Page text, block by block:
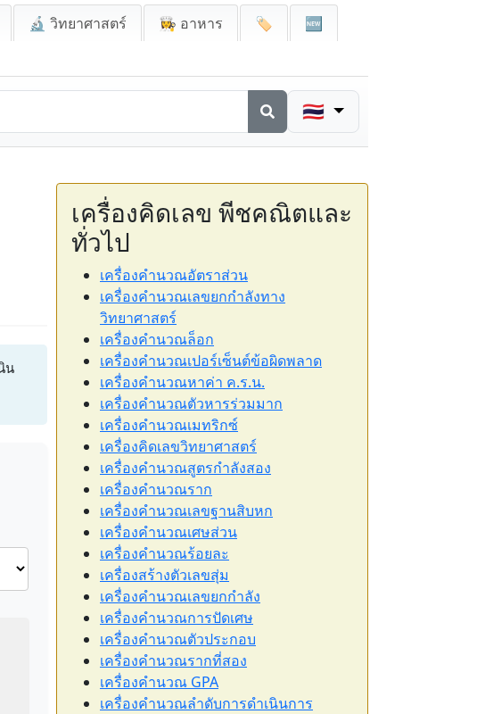
🔬 วิทยาศาสตร์ 👩‍🍳 อาหาร 🏷️
🆕
🇹🇭
น
เครื่องคิดเลข พีชคณิตและ
ทั่วไป
เครื่องคำนวณอัตราส่วน
เครื่องคำนวณเลขยกกำลังทาง
วิทยาศาสตร์
เครื่องคำนวณล็อก
เครื่องคำนวณเปอร์เซ็นต์ข้อผิดพลาด
เครื่องคำนวณหาค่า ค.ร.น.
เครื่องคำนวณตัวหารร่วมมาก
เครื่องคำนวณเมทริกซ์
เครื่องคิดเลขวิทยาศาสตร์
เครื่องคำนวณสูตรกำลังสอง
เครื่องคำนวณราก
เครื่องคำนวณเลขฐานสิบหก
เครื่องคำนวณเศษส่วน
เครื่องคำนวณร้อยละ
เครื่องสร้างตัวเลขสุ่ม
เครื่องคำนวณเลขยกกำลัง
เครื่องคำนวณการปัดเศษ
เครื่องคำนวณตัวประกอบ
เครื่องคำนวณรากที่สอง
เครื่องคำนวณ GPA
เครื่องคำนวณลำดับการดำเนินการ